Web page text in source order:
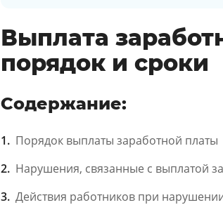
Выплата
порядок и сроки
Содержание:
Порядок выплаты заработной платы
Нарушения, связанные с выплатой
Действия работников при